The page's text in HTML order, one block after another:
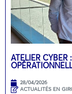
ATELIER
28/04/2026
ACTUALITÉS EN